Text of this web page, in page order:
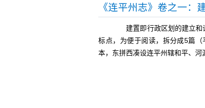
《连平州志》卷之一：
建置即行政区划的建立和
标点，为便于阅读，拆分成5篇
本，东拼西凑设连平州辖和平、河